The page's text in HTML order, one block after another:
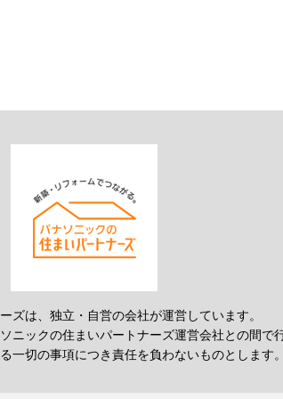
ズは、独立・自営の会社が運営しています。
ニックの住まいパートナーズ運営会社との間で
一切の事項につき責任を負わないものとします。